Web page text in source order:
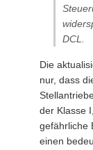
DCL.
Die
nur, dass
der Klasse
gefährliche
einen